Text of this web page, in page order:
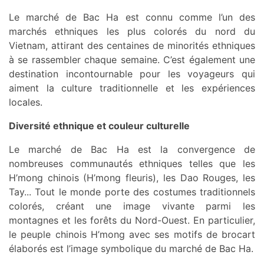
Le marché de Bac Ha est connu comme l’un des
marchés ethniques les plus colorés du nord du
Vietnam, attirant des centaines de minorités ethniques
à se rassembler chaque semaine. C’est également une
destination incontournable pour les voyageurs qui
aiment la culture traditionnelle et les expériences
locales.
Diversité ethnique et couleur culturelle
Le marché de Bac Ha est la convergence de
nombreuses communautés ethniques telles que les
H’mong chinois (H’mong fleuris), les Dao Rouges, les
Tay... Tout le monde porte des costumes traditionnels
colorés, créant une image vivante parmi les
montagnes et les forêts du Nord-Ouest. En particulier,
le peuple chinois H’mong avec ses motifs de brocart
élaborés est l’image symbolique du marché de Bac Ha.